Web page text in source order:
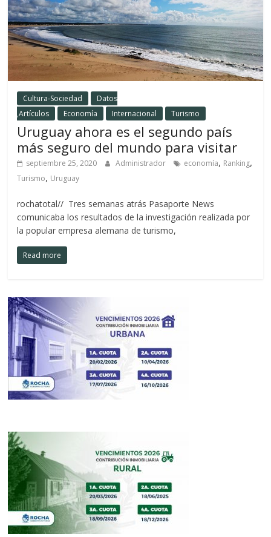
Cultura-Sociedad
Datos
,Artículos
Economía Internacional Turismo
Uruguay ahora es el segundo país
más seguro del mundo para visitar
septiembre 25, 2020 Administrador economía, Ranking,
Turismo, Uruguay
rochatotal// Tres semanas atrás Pasaporte News
comunicaba los resultados de la investigación realizada por
la popular empresa alemana de turismo,
Read more